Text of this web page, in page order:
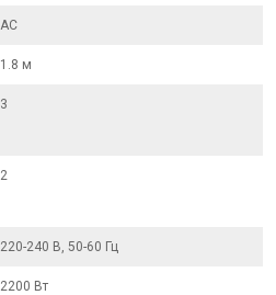
AC
1.8 м
3
2
220-240 В, 50-60 Гц
2200 Вт